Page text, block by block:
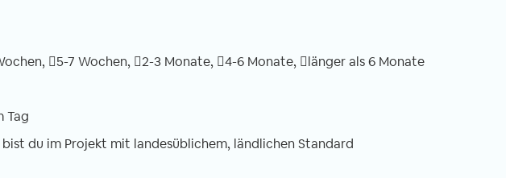
5-7 Wochen, 2-3 Monate, 4-6 Monate, länger als 6 Monate
Tag
du im Projekt mit landesüblichem, ländlichen Standard